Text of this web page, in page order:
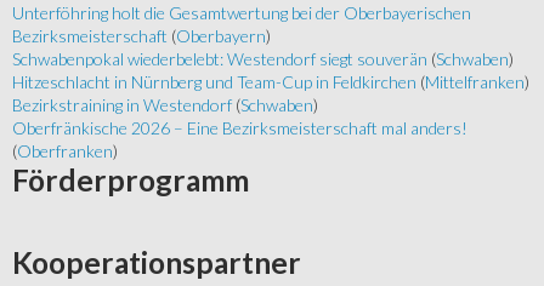
Unterföhring holt die Gesamtwertung bei der Oberbayerischen
Bezirksmeisterschaft (Oberbayern)
Schwabenpokal wiederbelebt: Westendorf siegt souverän (Schwaben)
Hitzeschlacht in Nürnberg und Team-Cup in Feldkirchen (Mittelfranken)
Bezirkstraining in Westendorf (Schwaben)
Oberfränkische 2026 – Eine Bezirksmeisterschaft mal anders!
(Oberfranken)
Förderprogramm
Kooperationspartner